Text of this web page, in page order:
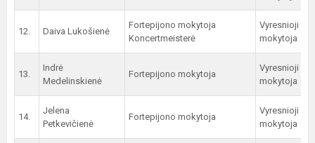
12. Daiva Lukošienė
Fortepijono mokytoja
Koncertmeisterė
Vyresnioji
mokytoja
13.
Indrė
Medelinskienė
Fortepijono mokytoja
Vyresnioji
mokytoja
14.
Jelena
Petkevičienė
Fortepijono mokytoja
Vyresnioji
mokytoja